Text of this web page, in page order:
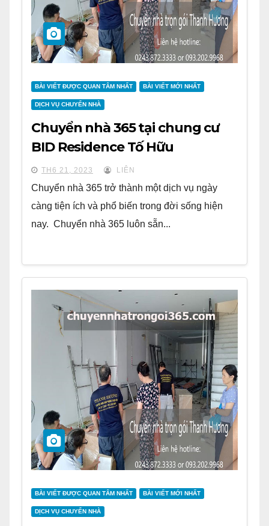
BÀI VIẾT ĐƯỢC QUAN TÂM NHẤT BÀI VIẾT MỚI NHẤT
DỊCH VỤ CHUYỂN NHÀ
Chuyển nhà 365 tại chung cư
BID Residence Tố Hữu
TH6 21, 2023 LIÊN
Chuyển nhà 365 trở thành một dịch vụ ngày
càng tiện ích và phổ biến trong đời sống hiện
nay. Chuyển nhà 365 luôn sẵn...
BÀI VIẾT ĐƯỢC QUAN TÂM NHẤT BÀI VIẾT MỚI NHẤT
DỊCH VỤ CHUYỂN NHÀ